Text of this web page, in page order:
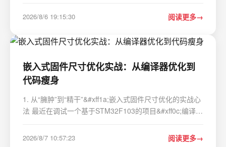
LDA主题模型、Matplotlib数据可视化。 本文由脚本自动生
2026/8/6 19:15:30 阅读更多
嵌入式固件尺寸优化实战：从编译器优化到
代码瘦身
1. 从“臃肿”到“精干”&#xff1a;嵌入式固件尺寸优化的实战心
法 最近在调试一个基于STM32F103的项目&#xff0c;编译出
提了个新需求&#xff0c;要加个小功能&#xff0c;我一看代码
2026/8/7 10:57:23 阅读更多